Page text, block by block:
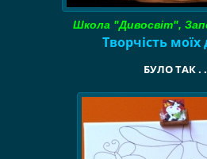
Школа "Дивосвіт",
Творчість моїх
БУЛО ТАК .